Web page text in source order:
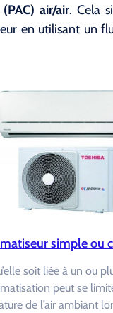
air/air. Cela
en utilisant un
simple ou
soit liée à un ou
peut se
de l’air ambiant